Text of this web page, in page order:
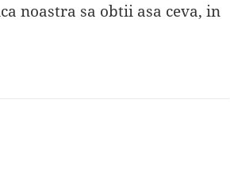
noastra sa obtii asa ceva, in